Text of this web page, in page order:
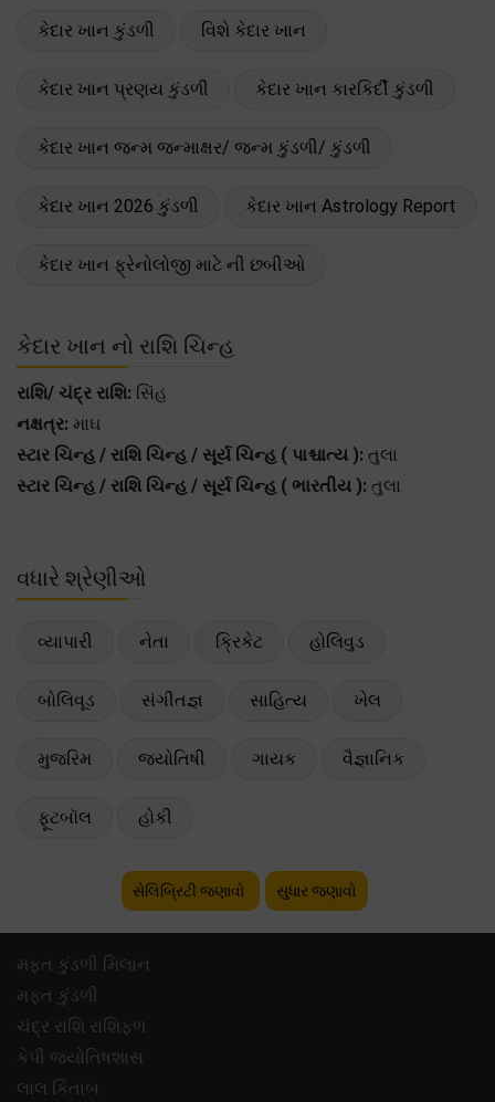
કેદાર ખાન કુંડળી વિશે કેદાર ખાન
કેદાર ખાન પ્રણય કુંડળી કેદાર ખાન કારકિર્દી કુંડળી
કેદાર ખાન જન્મ જન્માક્ષર/ જન્મ કુંડળી/ કુંડળી
કેદાર ખાન 2026 કુંડળી કેદાર ખાન Astrology Report
કેદાર ખાન ફ્રેનોલોજી માટે ની છબીઓ
કેદાર ખાન નો રાશિ ચિન્હ
રાશિ/ ચંદ્ર રાશિ: સિંહ
નક્ષત્ર: માઘ
સ્ટાર ચિન્હ / રાશિ ચિન્હ / સૂર્ય ચિન્હ ( પાશ્ચાત્ય ): તુલા
સ્ટાર ચિન્હ / રાશિ ચિન્હ / સૂર્ય ચિન્હ ( ભારતીય ): તુલા
વધારે શ્રેણીઓ
વ્યાપારી નેતા ક્રિકેટ હોલિવુડ
બોલિવૂડ સંગીતજ્ઞ સાહિત્ય ખેલ
મુજરિમ જ્યોતિષી ગાયક વૈજ્ઞાનિક
ફૂટબૉલ હોકી
સેલિબ્રિટી જણાવો સુધાર જણાવો
મફ્ત કુંડળી મિલાન
મફ્ત કુંડળી
ચંદ્ર રાશિ રાશિફળ
કેપી જ્યોતિષશાસ
લાલ કિતાબ